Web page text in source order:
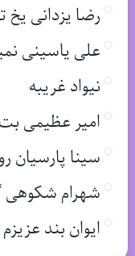
رضا یزدانی یخ
علی یاسینی
نیواد غریبه
امیر عظیمی بت
سینا پارسیان
شهرام
ایوان بند عزیزم